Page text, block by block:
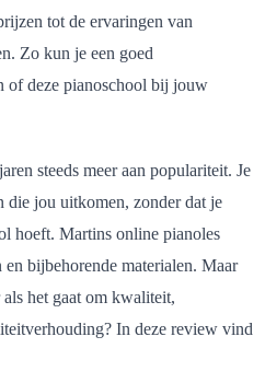
tot de ervaringen van
Zo kun je een goed
of deze pianoschool bij jouw
steeds meer aan populariteit. Je
die jou uitkomen, zonder dat je
hoeft. Martins online pianoles
bijbehorende materialen. Maar
als het gaat om kwaliteit,
In deze review vind